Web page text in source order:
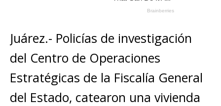
Juárez.- Policías de investigación
del Centro de Operaciones
Estratégicas de la Fiscalía General
del Estado, catearon una vivienda